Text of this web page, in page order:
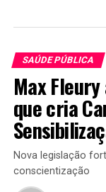
SAÚDE PÚBLICA
Max
que cria
Nova legislação
conscientização